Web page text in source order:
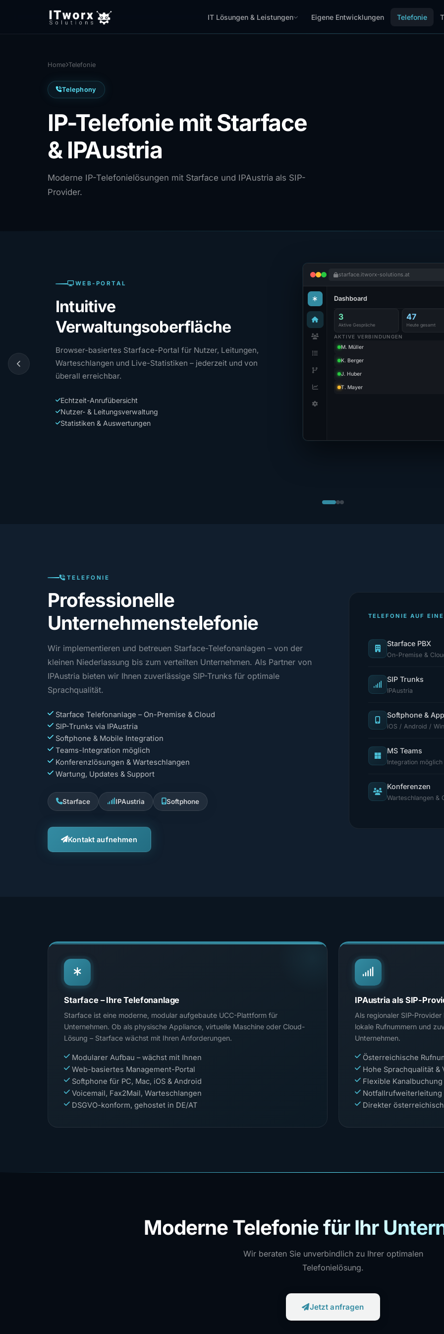
IT Lösungen & Leistungen Eigene Entwicklungen Telefonie
Home Telefonie
Telephony
IP-Telefonie mit Starface
& IPAustria
Moderne IP-Telefonielösungen mit Starface und IPAustria als SIP-
Provider.
WEB-PORTAL
Intuitive
Verwaltungsoberfläche
Browser-basiertes Starface-Portal für Nutzer, Leitungen,
Warteschlangen und Live-Statistiken – jederzeit und von
überall erreichbar.
Echtzeit-Anrufübersicht
Nutzer- & Leitungsverwaltung
Statistiken & Auswertungen
starface.itworx-solutions.at
Dashboard
3
Aktive Gespräche
47
Heute gesamt
AKTIVE VERBINDUNGEN
M. Müller
K. Berger
J. Huber
T. Mayer
TELEFONIE
Professionelle
Unternehmenstelefonie
Wir implementieren und betreuen Starface-Telefonanlagen – von der
kleinen Niederlassung bis zum verteilten Unternehmen. Als Partner von
IPAustria bieten wir Ihnen zuverlässige SIP-Trunks für optimale
Sprachqualität.
Starface Telefonanlage – On-Premise & Cloud
SIP-Trunks via IPAustria
Softphone & Mobile Integration
Teams-Integration möglich
Konferenzlösungen & Warteschlangen
Wartung, Updates & Support
Starface IPAustria Softphone
Kontakt aufnehmen
TELEFONIE AUF
Starface PBX
On-Premise &
SIP Trunks
IPAustria
Softphone & App
iOS / Android /
MS Teams
Integration möglich
Konferenzen
Warteschlangen &
Starface – Ihre Telefonanlage
Starface ist eine moderne, modular aufgebaute UCC-Plattform für
Unternehmen. Ob als physische Appliance, virtuelle Maschine oder Cloud-
Lösung – Starface wächst mit Ihren Anforderungen.
Modularer Aufbau – wächst mit Ihnen
Web-basiertes Management-Portal
Softphone für PC, Mac, iOS & Android
Voicemail, Fax2Mail, Warteschlangen
DSGVO-konform, gehostet in DE/AT
IPAustria als SIP-
Als regionaler SIP-
lokale Rufnummern und
Unternehmen.
Österreichische
Hohe Sprachqualität &
Flexible Kanalbuchung
Notfallrufweiterleitung
Direkter
Moderne Telefonie für Ihr
Wir beraten Sie unverbindlich zu Ihrer optimalen
Telefonielösung.
Jetzt anfragen